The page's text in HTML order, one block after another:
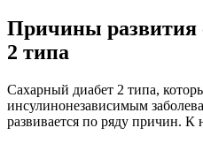
Причины развития
2 типа
Сахарный диабет 2 типа,
инсулинонезависимым
развивается по ряду причин. К